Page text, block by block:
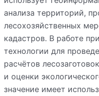
анализа территорий,
лесохозяйственных
кадастров. В работе
технологии для
расчётов
и оценки
значение имеет